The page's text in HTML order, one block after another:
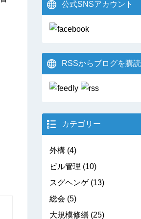
公式SNSアカウント
RSSからブログを購読
カテゴリー
外構 (4)
ビル管理 (10)
スグヘンゲ(13)
総会 (5)
大規模修繕 (25)